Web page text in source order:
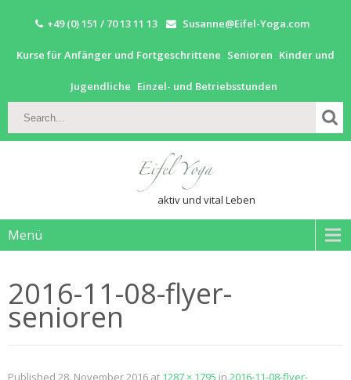
+49 (0) 151 / 70 13 11 13 Susanne@Eifel-Yoga.com
Kurse für Anfänger und Fortgeschrittene Senioren Kinder und
Jugendliche Einzel- und Betriebsstunden
aktiv und vital Leben
Menü
2016-11-08-flyer-
senioren
Published 28. November 2016 at 1287 × 1795 in 2016-11-08-flyer-